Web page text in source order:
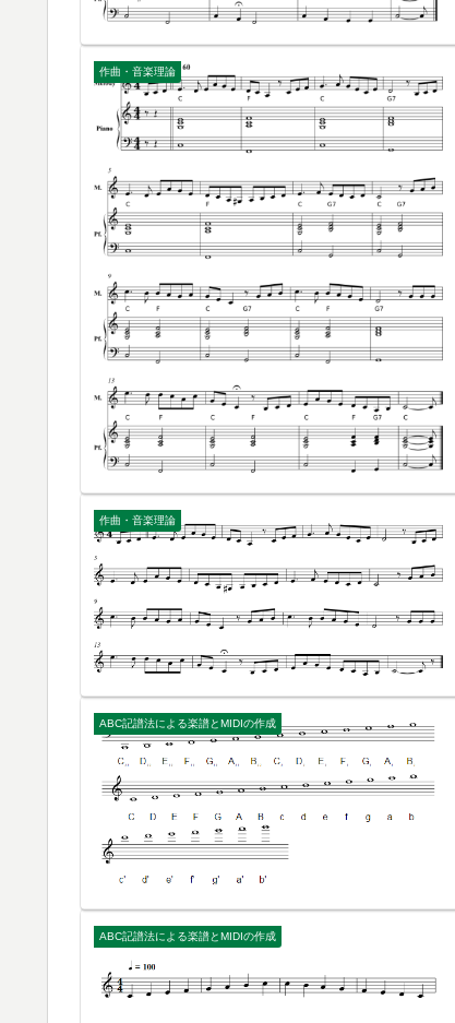
作曲・音楽理論
作曲・音楽理論
ABC記譜法による楽譜とMIDIの作成
ABC記譜法による楽譜とMIDIの作成